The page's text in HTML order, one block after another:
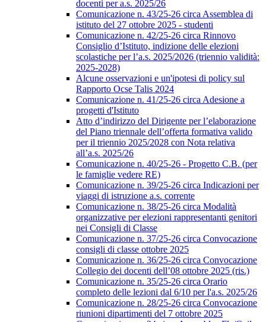
docenti per a.s. 2025/26
Comunicazione n. 43/25-26 circa Assemblea di
istituto del 27 ottobre 2025 - studenti
Comunicazione n. 42/25-26 circa Rinnovo
Consiglio d’Istituto, indizione delle elezioni
scolastiche per l’a.s. 2025/2026 (triennio validità:
2025-2028)
Alcune osservazioni e un'ipotesi di policy sul
Rapporto Ocse Talis 2024
Comunicazione n. 41/25-26 circa Adesione a
progetti d'Istituto
Atto d’indirizzo del Dirigente per l’elaborazione
del Piano triennale dell’offerta formativa valido
per il triennio 2025/2028 con Nota relativa
all’a.s. 2025/26
Comunicazione n. 40/25-26 - Progetto C.B. (per
le famiglie vedere RE)
Comunicazione n. 39/25-26 circa Indicazioni per
viaggi di istruzione a.s. corrente
Comunicazione n. 38/25-26 circa Modalità
organizzative per elezioni rappresentanti genitori
nei Consigli di Classe
Comunicazione n. 37/25-26 circa Convocazione
consigli di classe ottobre 2025
Comunicazione n. 36/25-26 circa Convocazione
Collegio dei docenti dell’08 ottobre 2025 (ris.)
Comunicazione n. 35/25-26 circa Orario
completo delle lezioni dal 6/10 per l'a.s. 2025/26
Comunicazione n. 28/25-26 circa Convocazione
riunioni dipartimenti del 7 ottobre 2025